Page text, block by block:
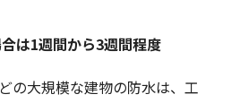
は1週間から3週間程度
の大規模な建物の防水は、工